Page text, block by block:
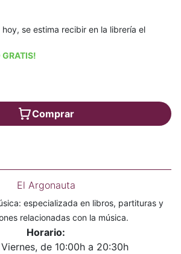
se estima recibir en la librería el
GRATIS!
Comprar
El Argonauta
especializada en libros, partituras y
relacionadas con la música.
Horario:
de 10:00h a 20:30h